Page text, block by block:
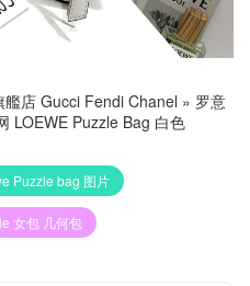
店 Gucci Fendi Chanel » 罗意
LOEWE Puzzle Bag 白色
Puzzle bag 图片
女包 几何包